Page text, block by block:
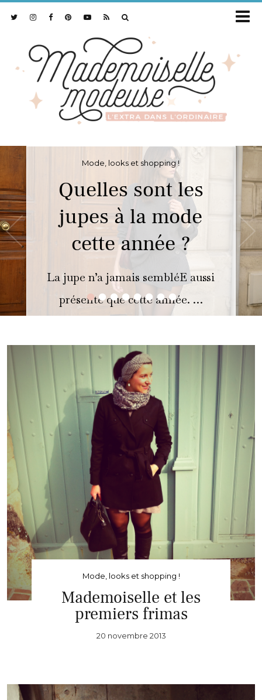
••••••••
Mode, looks et shopping !
Quelles sont les
jupes à la mode
cette année ?
La jupe n’a jamais sembléE aussi
présente que cette année. …
Mode, looks et shopping !
Mademoiselle et les
premiers frimas
20 novembre 2013